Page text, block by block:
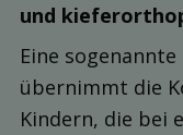
und
Eine
übernimmt die
Kindern, die bei